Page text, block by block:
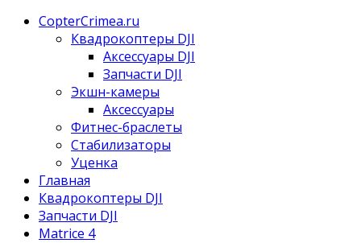
CopterCrimea.ru
Квадрокоптеры DJI
Аксессуары DJI
Запчасти DJI
Экшн-камеры
Аксессуары
Фитнес-браслеты
Стабилизаторы
Уценка
Главная
Квадрокоптеры DJI
Запчасти DJI
Matrice 4